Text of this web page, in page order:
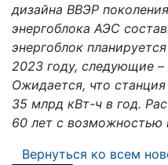
дизайна ВВЭР
энергоблока АЭС
энергоблок
2023 году, следующие
Ожидается, что
35 млрд кВт-ч в год.
60 лет с возможностью
Вернуться ко всем